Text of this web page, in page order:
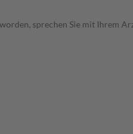
sprechen Sie mit Ihrem